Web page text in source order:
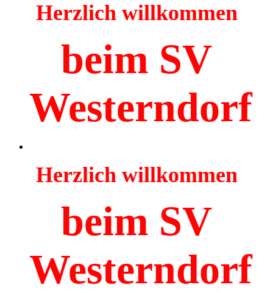
Herzlich willkommen
beim SV
Westerndorf
Herzlich willkommen
beim SV
Westerndorf